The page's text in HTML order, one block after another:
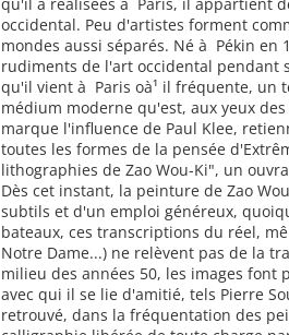
occidental. Peu d'artistes forment
mondes aussi séparés. Né à Pékin en
rudiments de l'art occidental pendant
qu'il vient à Paris oà¹ il fréquente, un
médium moderne qu'est, aux yeux
marque l'influence de Paul Klee,
toutes les formes de la pensée
lithographies de Zao Wou-Ki", un
Dès cet instant, la peinture de Zao
subtils et d'un emploi généreux,
bateaux, ces transcriptions du réel,
Notre Dame...) ne relèvent pas de la
milieu des années 50, les images font
avec qui il se lie d'amitié, tels Pierre
retrouvé, dans la fréquentation des